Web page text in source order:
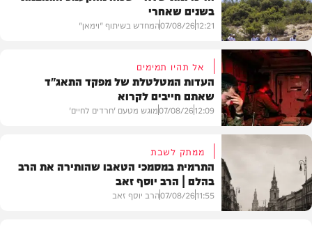
וידאו
בשנים שאחרי
12:21
07/08/26המחדש בשיתוף "וימאן"
דעות
אל תהיו תמימים
העדות המטלטלת של מפקד התאג"ד
שאתם חייבים לקרוא
12:09
07/08/26מוגש מטעם 'חרדים לחיים'
ממתק לשבת
התרמית במסמכי הטאבו שהותירה את הרב
בהלם | הרב יוסף זאב
11:55
07/08/26הרב יוסף זאב